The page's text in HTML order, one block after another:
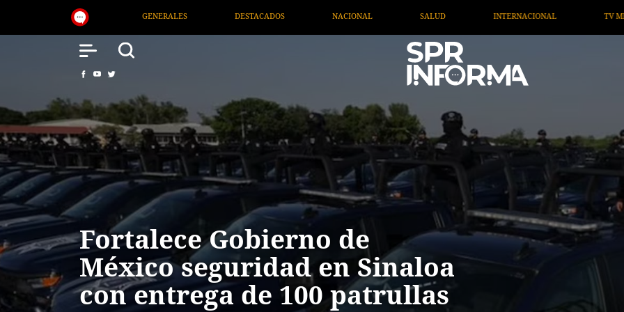
DESTACADOS NACIONAL SALUD INTERNACIONAL TV MIGRANTE INFORMA OPINIÓN
Fortalece Gobierno de
México seguridad en Sinaloa
con entrega de 100 patrullas